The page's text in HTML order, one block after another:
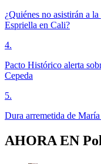
¿Quiénes no asistirán a
Espriella en Cali?
4.
Pacto Histórico alerta
Cepeda
5.
Dura arremetida de
AHORA EN